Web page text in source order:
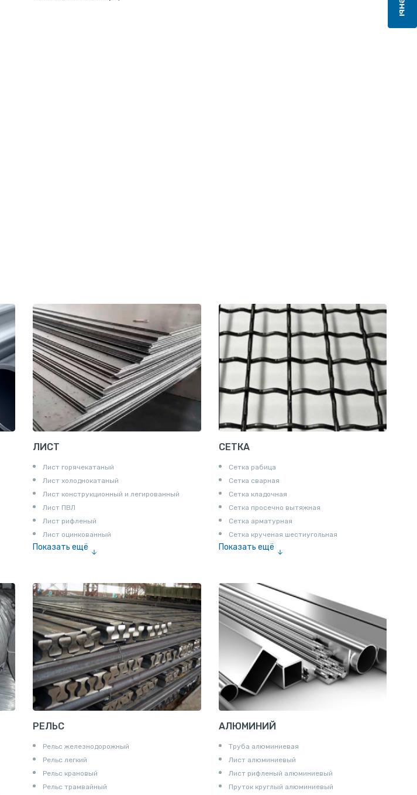
ЛИСТ
Лист горячекатаный
Лист холоднокатаный
Лист конструкционный и легированный
Лист ПВЛ
Лист рифленый
Лист оцинкованный
Показать ещё
СЕТКА
Сетка рабица
Сетка сварная
Сетка кладочная
Сетка просечно вытяжная
Сетка арматурная
Сетка крученая шестиугольная
Показать ещё
РЕЛЬС
Рельс железнодорожный
Рельс легкий
Рельс крановый
Рельс трамвайный
АЛЮМИНИЙ
Труба алюминиевая
Лист алюминиевый
Лист рифленый алюминиевый
Пруток круглый алюминиевый